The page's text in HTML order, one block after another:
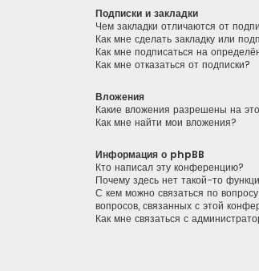
Подписки и закладки
Чем закладки отличаются от
Как мне сделать закладку или
Как мне подписаться на
Как мне отказаться от подписки?
Вложения
Какие вложения разрешены на
Как мне найти мои вложения?
Информация о phpBB
Кто написал эту конференцию?
Почему здесь нет такой-то
С кем можно связаться по
вопросов, связанных с этой
Как мне связаться с